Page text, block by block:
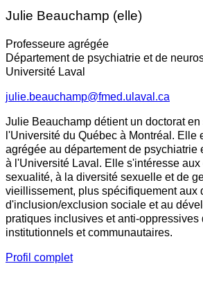
Julie Beauchamp (elle)
Professeure agrégée
Département de psychiatrie et de
Université Laval
julie.beauchamp@fmed.ulaval.ca
Julie Beauchamp détient un doctorat
l'Université du Québec à Montréal. Elle
agrégée au département de psychiatrie
à l'Université Laval. Elle s'intéresse
sexualité, à la diversité sexuelle et de
vieillissement, plus spécifiquement aux
d'inclusion/exclusion sociale et au
pratiques inclusives et anti-oppressives
institutionnels et communautaires.
Profil complet